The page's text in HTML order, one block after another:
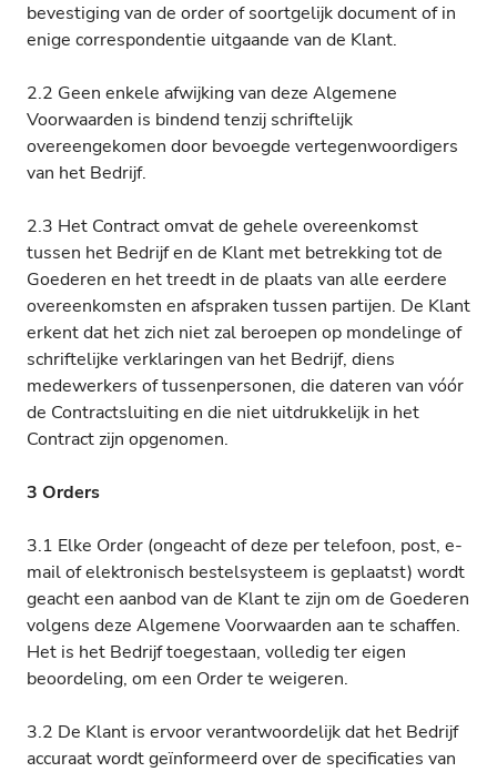
bevestiging van de order of soortgelijk document of in
enige correspondentie uitgaande van de Klant.
2.2 Geen enkele afwijking van deze Algemene
Voorwaarden is bindend tenzij schriftelijk
overeengekomen door bevoegde vertegenwoordigers
van het Bedrijf.
2.3 Het Contract omvat de gehele overeenkomst
tussen het Bedrijf en de Klant met betrekking tot de
Goederen en het treedt in de plaats van alle eerdere
overeenkomsten en afspraken tussen partijen. De Klant
erkent dat het zich niet zal beroepen op mondelinge of
schriftelijke verklaringen van het Bedrijf, diens
medewerkers of tussenpersonen, die dateren van vóór
de Contractsluiting en die niet uitdrukkelijk in het
Contract zijn opgenomen.
3 Orders
3.1 Elke Order (ongeacht of deze per telefoon, post, e-
mail of elektronisch bestelsysteem is geplaatst) wordt
geacht een aanbod van de Klant te zijn om de Goederen
volgens deze Algemene Voorwaarden aan te schaffen.
Het is het Bedrijf toegestaan, volledig ter eigen
beoordeling, om een Order te weigeren.
3.2 De Klant is ervoor verantwoordelijk dat het Bedrijf
accuraat wordt geïnformeerd over de specificaties van